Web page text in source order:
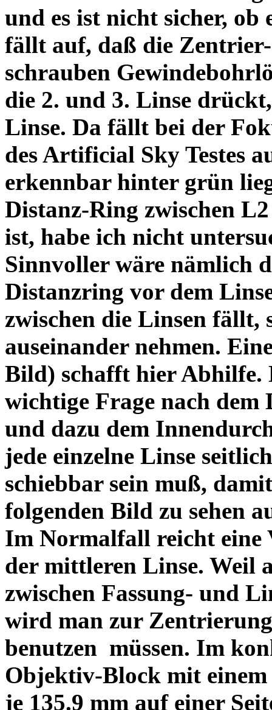
und es ist nicht sicher,
fällt auf, daß die Zentrier-
schrauben
die 2. und 3. Linse
Linse. Da fällt bei der
des Artificial Sky Testes
erkennbar hinter grün
Distanz-Ring zwischen
ist, habe ich nicht
Sinnvoller wäre nämlich
Distanzring vor dem
zwischen die Linsen fällt,
auseinander nehmen.
Bild) schafft hier Abhilfe.
wichtige Frage nach dem
und dazu dem
jede einzelne Linse
schiebbar sein muß,
folgenden Bild zu sehen
Im Normalfall reicht eine
der mittleren Linse. Weil
zwischen Fassung- und
wird man zur
benutzen müssen. Im
Objektiv-Block mit einem
je 135.9 mm auf einer